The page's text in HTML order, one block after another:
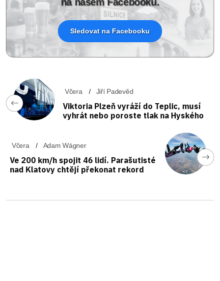
Sledovat na Facebooku
Včera Jiří Padevěd
Viktoria Plzeň vyráží do Teplic, musí
vyhrát nebo poroste tlak na Hyského
Včera Adam Wágner
Ve 200 km/h spojit 46 lidí. Parašutisté
nad Klatovy chtějí překonat rekord